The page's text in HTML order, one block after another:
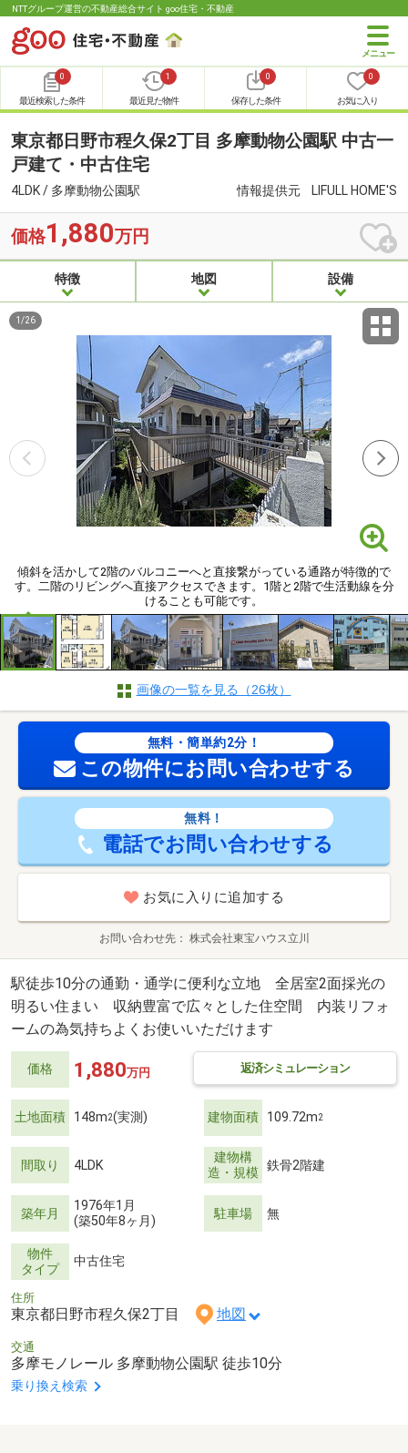
NTTグループ運営の不動産総合サイト goo住宅・不動産
0
最近検索した条件
1
最近見た物件
0
保存した条件
0
お気に入り
東京都日野市程久保2丁目 多摩動物公園駅 中古一
戸建て・中古住宅
4LDK / 多摩動物公園駅 情報提供元 LIFULL HOME'S
価格1,880万円
特徴 地図 設備
傾斜を活かして2階のバルコニーへと直接繋がっている通路が特徴的で
す。二階のリビングへ直接アクセスできます。1階と2階で生活動線を分
けることも可能です。
1 /26
画像の一覧を見る（26枚）
無料・簡単約2分！
この物件にお問い合わせする
無料！
電話でお問い合わせする
お気に入りに追加する
お問い合わせ先 株式会社東宝ハウス立川
駅徒歩10分の通勤・通学に便利な立地 全居室2面採光の
明るい住まい 収納豊富で広々とした住空間 内装リフォ
ームの為気持ちよくお使いいただけます
価格 返済シミュレーション
1,880万円
土地面積 148m2(実測) 建物面積 109.72m2
間取り 4LDK
建物構
造・規模 鉄骨2階建
築年月
1976年1月
(築50年8ヶ月)
駐車場 無
物件
タイプ
中古住宅
住所
東京都日野市程久保2丁目 地図
交通
多摩モノレール 多摩動物公園駅 徒歩10分
乗り換え検索